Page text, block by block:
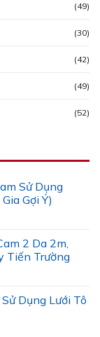
(49)
(30)
(42)
(49)
(52)
Sử Dụng
Gợi Ý)
2 Da 2m,
Tiến Trường
Dụng Lưới Tô